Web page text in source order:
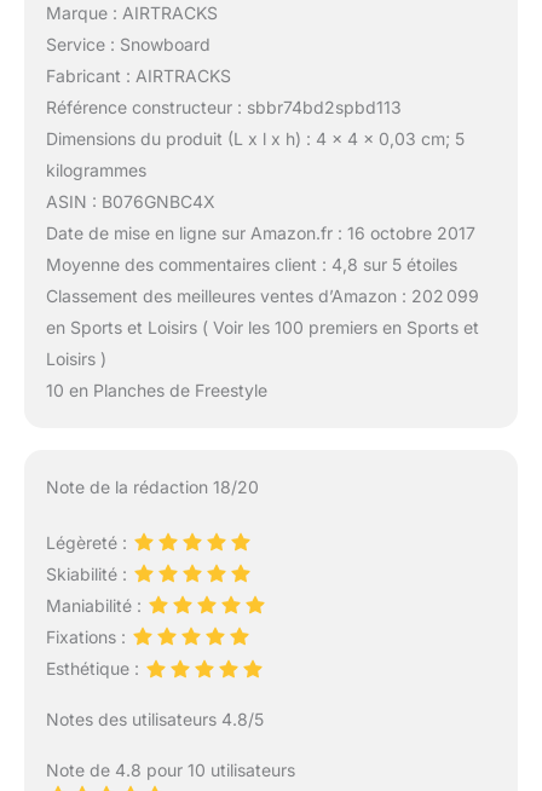
Marque : AIRTRACKS
Service : Snowboard
Fabricant : AIRTRACKS
Référence constructeur : sbbr74bd2spbd113
Dimensions du produit (L x l x h) : 4 x 4 x 0,03 cm; 5
kilogrammes
ASIN : B076GNBC4X
Date de mise en ligne sur Amazon.fr : 16 octobre 2017
Moyenne des commentaires client : 4,8 sur 5 étoiles
Classement des meilleures ventes d’Amazon : 202 099
en Sports et Loisirs ( Voir les 100 premiers en Sports et
Loisirs )
10 en Planches de Freestyle
Note de la rédaction 18/20
Légèreté :
Skiabilité :
Maniabilité :
Fixations :
Esthétique :
Notes des utilisateurs 4.8/5
Note de 4.8 pour 10 utilisateurs